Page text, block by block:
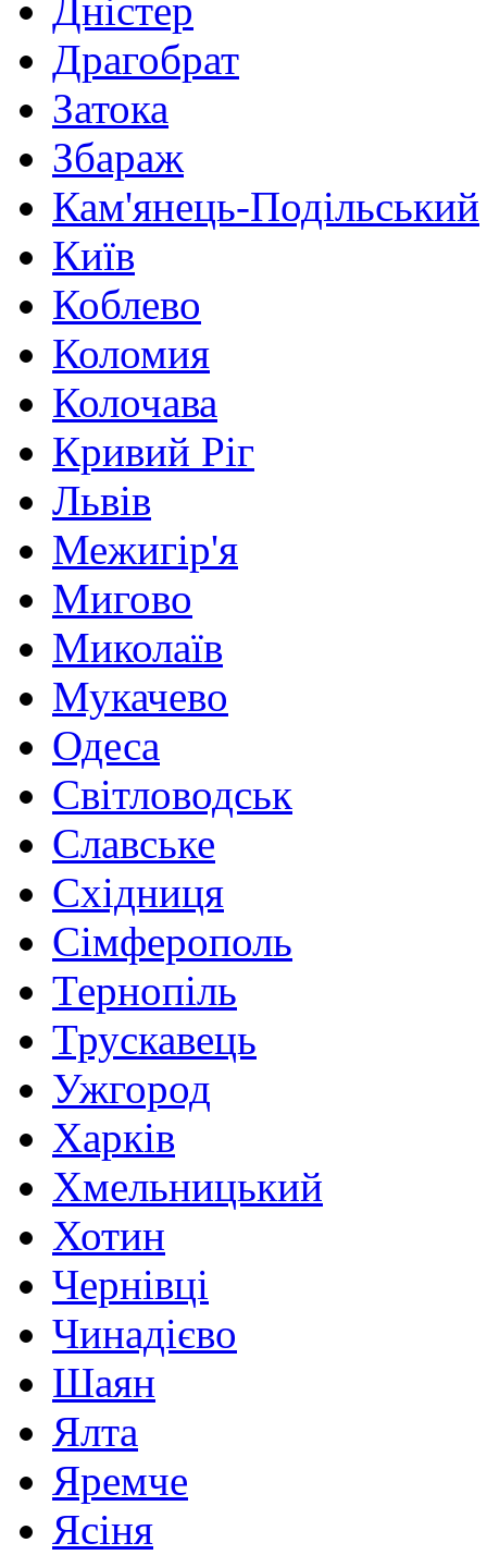
Дністер
Драгобрат
Затока
Збараж
Кам'янець-Подільський
Київ
Коблево
Коломия
Колочава
Кривий Ріг
Львів
Межигір'я
Мигово
Миколаїв
Мукачево
Одеса
Світловодськ
Славське
Східниця
Сімферополь
Тернопіль
Трускавець
Ужгород
Харків
Хмельницький
Хотин
Чернівці
Чинадієво
Шаян
Ялта
Яремче
Ясіня